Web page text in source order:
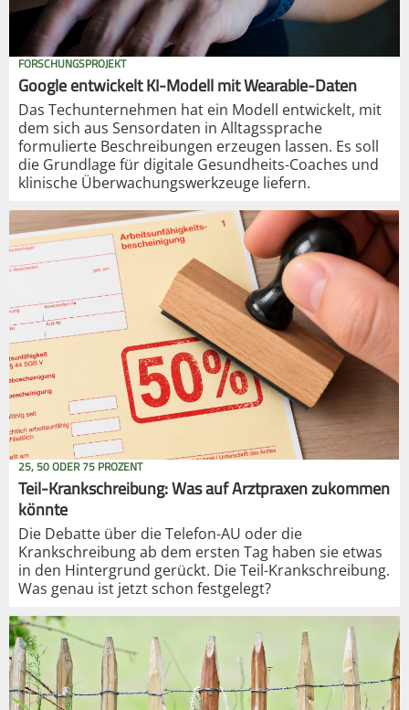
FORSCHUNGSPROJEKT
Google entwickelt KI-Modell mit Wearable-Daten
Das Techunternehmen hat ein Modell entwickelt, mit
dem sich aus Sensordaten in Alltagssprache
formulierte Beschreibungen erzeugen lassen. Es soll
die Grundlage für digitale Gesundheits-Coaches und
klinische Überwachungswerkzeuge liefern.
25, 50 ODER 75 PROZENT
Teil-Krankschreibung: Was auf Arztpraxen zukommen
könnte
Die Debatte über die Telefon-AU oder die
Krankschreibung ab dem ersten Tag haben sie etwas
in den Hintergrund gerückt. Die Teil-Krankschreibung.
Was genau ist jetzt schon festgelegt?